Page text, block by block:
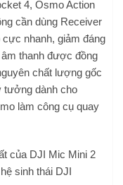
4, Osmo Action
cần dùng Receiver
nhanh, giảm đáng
thanh được đồng
chất lượng gốc
tưởng dành cho
làm công cụ quay